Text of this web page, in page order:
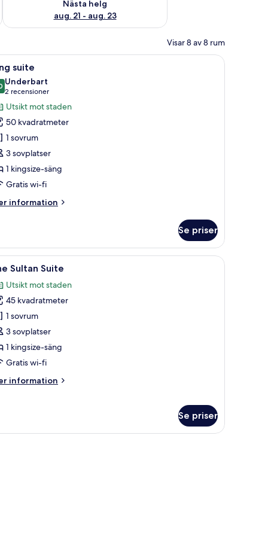
Nästa helg
aug. 21 - aug. 23
Visar 8 av 8 rum
matta.
en öppen spis och en vägg av sten.Ett rustikt rum med en öppen spis, två
14 suite
av 10
Underbart
2 recensioner
(2 recensioner)
Utsikt mot staden
50 kvadratmeter
1 sovrum
3 sovplatser
1 kingsize-säng
Gratis wi-fi
information
Se priser
fåtöljer, ett skrivbord i trä och en tv.En kvinna i ett bubbelbad med en handduk
14Sultan Suite
Utsikt mot staden
45 kvadratmeter
1 sovrum
3 sovplatser
1 kingsize-säng
Gratis wi-fi
information
Se priser
utsikt över stadsbilden genom välvda fönster.